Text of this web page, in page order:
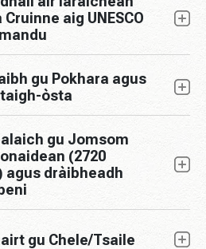
aig UNESCO
gu Pokhara agus
òsta
gu Jomsom
(2720
dràibheadh
gu Chele/Tsaile